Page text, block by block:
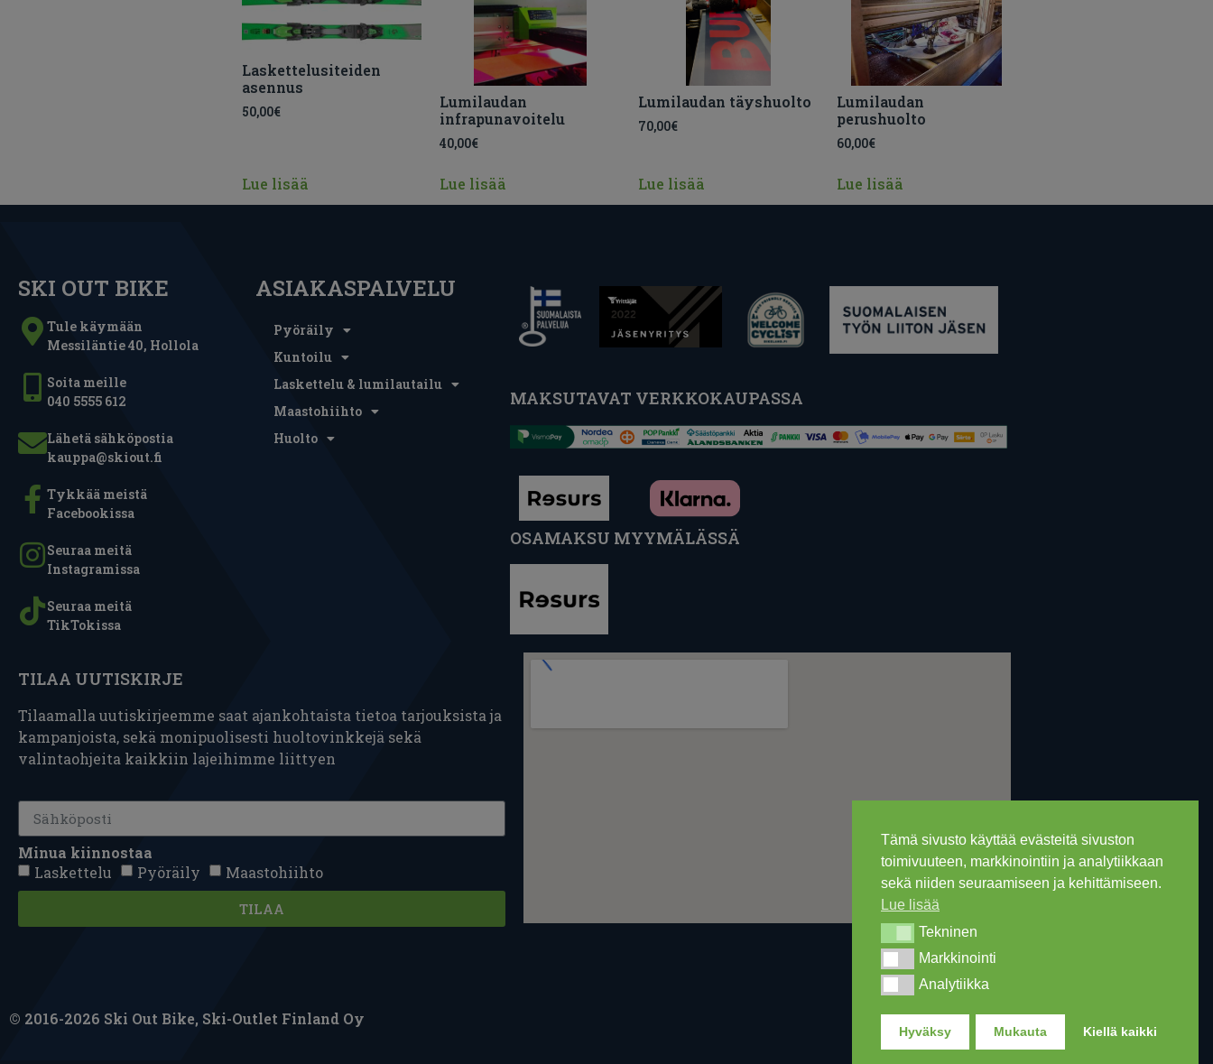
Tämä sivusto käyttää evästeitä sivuston
toimivuuteen, markkinointiin ja analytiikkaan
sekä niiden seuraamiseen ja kehittämiseen.
Lue lisää
TekninenTekninen
MarkkinointiMarkkinointi
AnalytiikkaAnalytiikka
Hyväksy Mukauta Kiellä kaikki
Laskettelusiteiden
asennus
50,00€
Lue lisää
Lumilaudan
infrapunavoitelu
40,00€
Lue lisää
Lumilaudan täyshuolto
70,00€
Lue lisää
Lumilaudan
perushuolto
60,00€
Lue lisää
SKI OUT BIKE
Tule käymään
Messiläntie 40, Hollola
Soita meille
040 5555 612
Lähetä sähköpostia
kauppa@skiout.fi
Tykkää meistä
Facebookissa
Seuraa meitä
Instagramissa
Seuraa meitä
TikTokissa
ASIAKASPALVELU
Pyöräily
Kuntoilu
Laskettelu & lumilautailu
Maastohiihto
Huolto
MAKSUTAVAT VERKKOKAUPASSA
OSAMAKSU MYYMÄLÄSSÄ
TILAA UUTISKIRJE
Tilaamalla uutiskirjeemme saat ajankohtaista tietoa tarjouksista ja
kampanjoista, sekä monipuolisesti huoltovinkkejä sekä
valintaohjeita kaikkiin lajeihimme liittyen
Minua kiinnostaa
Laskettelu
Pyöräily Maastohiihto
TILAA
© 2016-2026 Ski Out Bike, Ski-Outlet Finland Oy